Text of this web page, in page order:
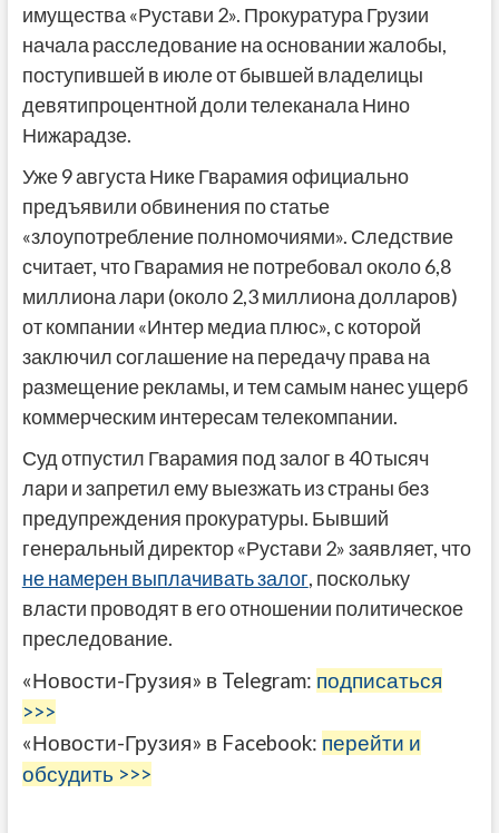
имущества «Рустави 2». Прокуратура Грузии
начала расследование на основании жалобы,
поступившей в июле от бывшей владелицы
девятипроцентной доли телеканала Нино
Нижарадзе.
Уже 9 августа Нике Гварамия официально
предъявили обвинения по статье
«злоупотребление полномочиями». Следствие
считает, что Гварамия не потребовал около 6,8
миллиона лари (около 2,3 миллиона долларов)
от компании «Интер медиа плюс», с которой
заключил соглашение на передачу права на
размещение рекламы, и тем самым нанес ущерб
коммерческим интересам телекомпании.
Суд отпустил Гварамия под залог в 40 тысяч
лари и запретил ему выезжать из страны без
предупреждения прокуратуры. Бывший
генеральный директор «Рустави 2» заявляет, что
не намерен выплачивать залог, поскольку
власти проводят в его отношении политическое
преследование.
«Новости-Грузия» в Telegram: подписаться
>>>
«Новости-Грузия» в Facebook: перейти и
обсудить >>>